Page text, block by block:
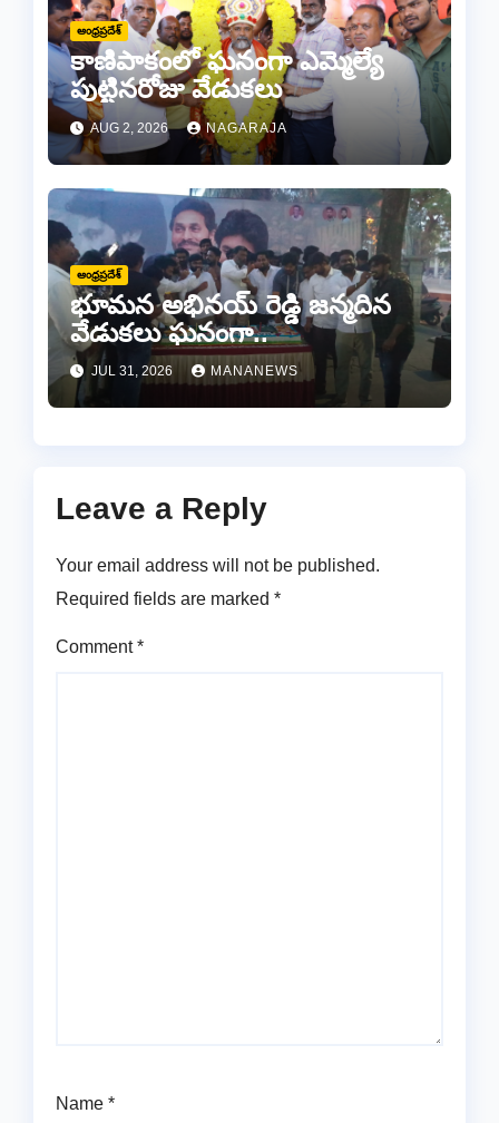
ఆంధ్రప్రదేశ్
కాణిపాకంలో ఘనంగా ఎమ్మెల్యే
పుట్టినరోజు వేడుకలు
AUG 2, 2026 NAGARAJA
ఆంధ్రప్రదేశ్
భూమన అభినయ్ రెడ్డి జన్మదిన
వేడుకలు ఘనంగా..
JUL 31, 2026 MANANEWS
Leave a Reply
Your email address will not be published.
Required fields are marked *
Comment*
Name *